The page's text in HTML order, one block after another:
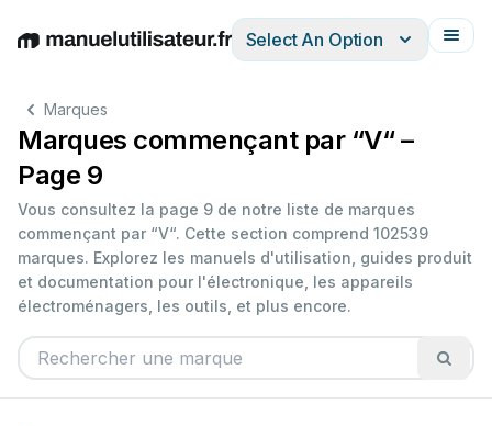
EnglishDeutschEspañolItalianoFrançais
Select An Option
Marques
Marques commençant par “V“ –
Page 9
Vous consultez la page 9 de notre liste de marques
commençant par “V“. Cette section comprend 102539
marques. Explorez les manuels d'utilisation, guides produit
et documentation pour l'électronique, les appareils
électroménagers, les outils, et plus encore.